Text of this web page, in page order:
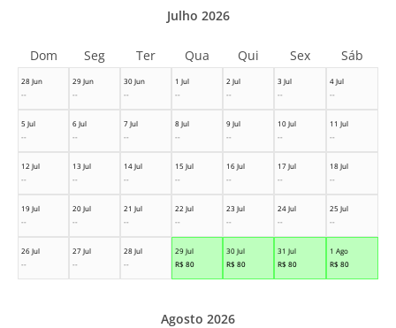
28 Jun
--
29 Jun
--
30 Jun
--
1 Jul
--
2 Jul
--
3 Jul
--
4 Jul
--
5 Jul
--
6 Jul
--
7 Jul
--
8 Jul
--
9 Jul
--
10 Jul
--
11 Jul
--
12 Jul
--
13 Jul
--
14 Jul
--
15 Jul
--
16 Jul
--
17 Jul
--
18 Jul
--
19 Jul
--
20 Jul
--
21 Jul
--
22 Jul
--
23 Jul
--
24 Jul
--
25 Jul
--
26 Jul
--
27 Jul
--
28 Jul
--
29 Jul
R$ 80
30 Jul
R$ 80
31 Jul
R$ 80
1 Ago
R$ 80
Julho 2026
Dom Seg Ter Qua Qui Sex Sáb
Agosto 2026